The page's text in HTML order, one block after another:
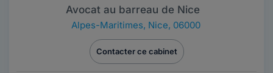
Avocat au barreau de Nice
Alpes-Maritimes, Nice, 06000
Contacter ce cabinet